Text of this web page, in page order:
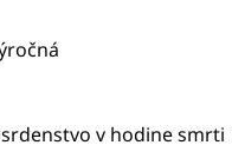
v hodine smrti